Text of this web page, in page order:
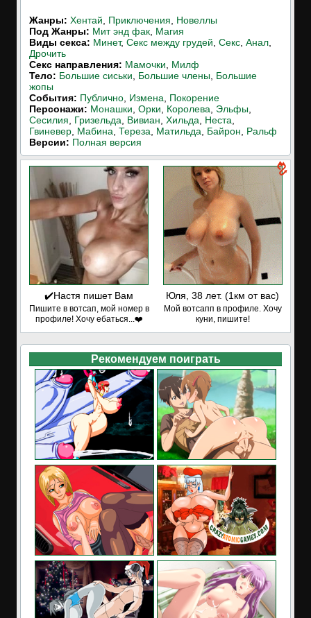
Жанры: Хентай Приключения
Новеллы
Под Жанры: Мит энд фак Магия
Виды секса: Минет, Секс между грудей Секс Анал
Дрочить
Cекс направления: Мамочки
Милф
Тело: Большие сиськи Большие члены Большие
жопы
События: Публично Измена
Покорение
Персонажи: Монашки Орки Королева Эльфы
Сесилия
Гризельда Вивиан Хильда Неста
Гвиневер Мабина Тереза Матильда Байрон
Ральф
Версии: Полная версия
✔️Настя пишет Вам
Пишите в вотсап, мой номер в
профиле! Хочу ебаться...❤️
Юля, 38 лет. (1км от вас)
Мой вотсапп в профиле. Хочу
куни, пишите!
Рекомендуем поиграть